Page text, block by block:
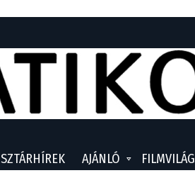
SZTÁRHÍREK AJÁNLÓ FILMVILÁG